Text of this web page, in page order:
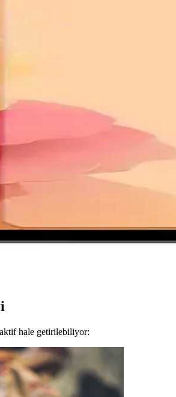
görüntü kalitesini düşürerek içeriklerin
Sorunları ve Etkileri
nedeniyle ortaya çıkan bootloop
Şıklık ve Dayanıklılık
dayanıklı ve şık tasarımıyla
ile Güçlü ve Çok Yönlü
kalitesi, güçlü işlemci ve uzun pil
Maliyet ve Sınırlı Talep Etkisi
ve sınırlı satış performansı nedeniyle
Koruyucu İncelemesi ve
aktif hale getirilebiliyor: